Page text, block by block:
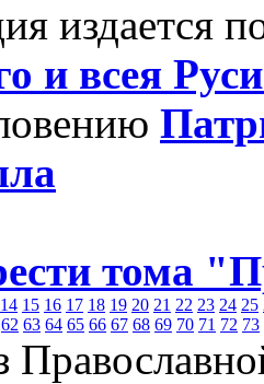
издается
и всея
тома
14 15 16 17 18 19 20 21 22 23 24 25
62 63 64 65 66 67 68 69 70 71 72 73